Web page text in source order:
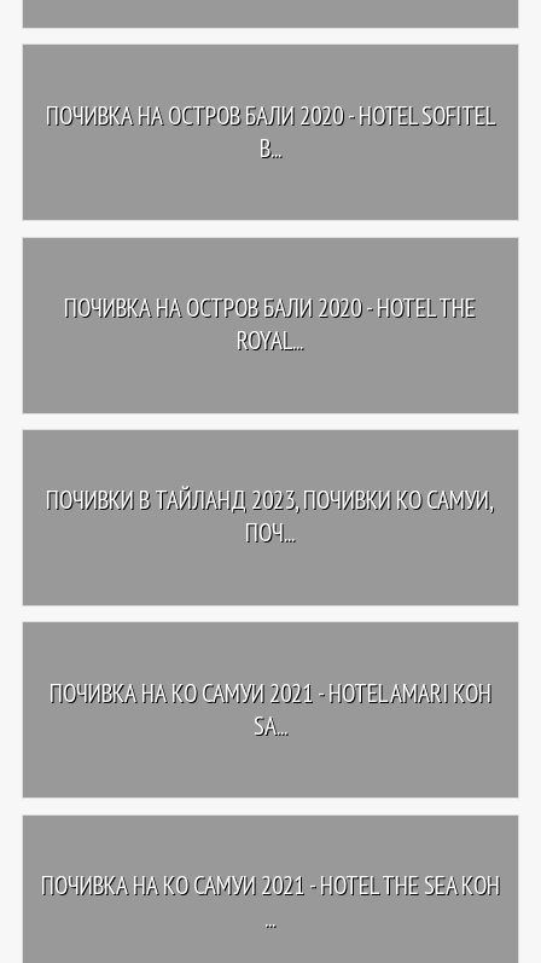
ПОЧИВКА НА ОСТРОВ БАЛИ 2020 - HOTEL SOFITEL
B...
ПОЧИВКА НА ОСТРОВ БАЛИ 2020 - HOTEL THE
ROYAL...
ПОЧИВКИ В ТАЙЛАНД 2023, ПОЧИВКИ КО САМУИ,
ПОЧ...
ПОЧИВКА НА КО САМУИ 2021 - HOTEL AMARI KOH
SA...
ПОЧИВКА НА КО САМУИ 2021 - HOTEL THE SEA KOH
...